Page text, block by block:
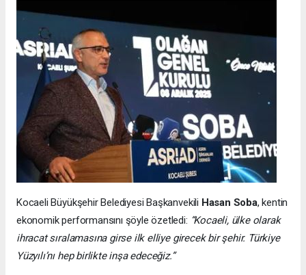
Kocaeli Büyükşehir Belediyesi Başkanvekili Hasan Soba, kentin
ekonomik performansını şöyle özetledi: “Kocaeli, ülke olarak
ihracat sıralamasına girse ilk elliye girecek bir şehir. Türkiye
Yüzyılı’nı hep birlikte inşa edeceğiz.”